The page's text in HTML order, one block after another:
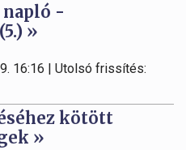
-
»
16:16 | Utolsó frissítés:
kötött
»